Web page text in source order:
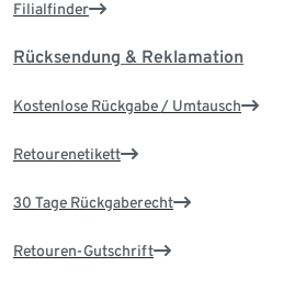
Filialfinder
Rücksendung & Reklamation
Kostenlose Rückgabe / Umtausch
Retourenetikett
30 Tage Rückgaberecht
Retouren-Gutschrift